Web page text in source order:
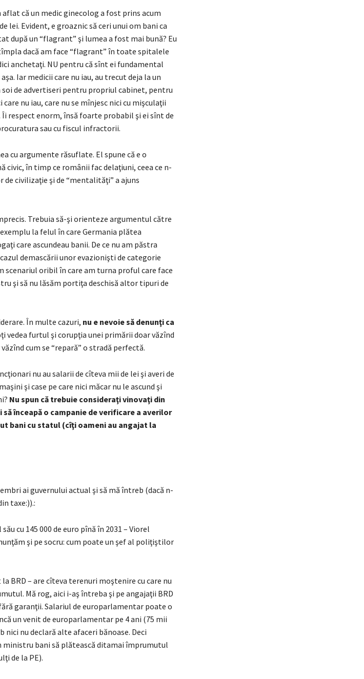
că un medic ginecolog a fost prins acum
lei. Evident, e groaznic să ceri unui om bani ca
după un “flagrant” şi lumea a fost mai bună? Eu
dacă am face “flagrant” în toate spitalele
anchetaţi. NU pentru că sînt ei fundamental
Iar medicii care nu iau, au trecut deja la un
soi de advertiseri pentru propriul cabinet, pentru
nu iau, care nu se mînjesc nici cu mişculaţii
respect enorm, însă foarte probabil şi ei sînt de
sau cu fiscul infractorii.
cu argumente răsuflate. El spune că e o
civic, în timp ce românii fac delaţiuni, ceea ce n-
civilizaţie şi de “mentalităţi” a ajuns
Trebuia să-şi orienteze argumentul către
la felul în care Germania plătea
care ascundeau banii. De ce nu am păstra
demascării unor evazionişti de categorie
scenariul oribil în care am turna proful care face
şi să nu lăsăm portiţa deschisă altor tipuri de
În multe cazuri, nu e nevoie să denunţi ca
vedea furtul şi corupţia unei primării doar văzînd
cum se “repară” o stradă perfectă.
nu au salarii de cîteva mii de lei şi averi de
şi case pe care nici măcar nu le ascund şi
Nu spun că trebuie consideraţi vinovaţi din
înceapă o campanie de verificare a averilor
bani cu statul (cîţi oameni au angajat la
ai guvernului actual şi să mă întreb (dacă n-
taxe:)).:
cu 145 000 de euro pînă în 2031 – Viorel
şi pe socru: cum poate un şef al poliţiştilor
BRD – are cîteva terenuri moştenire cu care nu
Mă rog, aici i-aş întreba şi pe angajaţii BRD
garanţii. Salariul de europarlamentar poate o
un venit de europarlamentar pe 4 ani (75 mii
nici nu declară alte afaceri bănoase. Deci
ministru bani să plătească ditamai împrumutul
de la PE).